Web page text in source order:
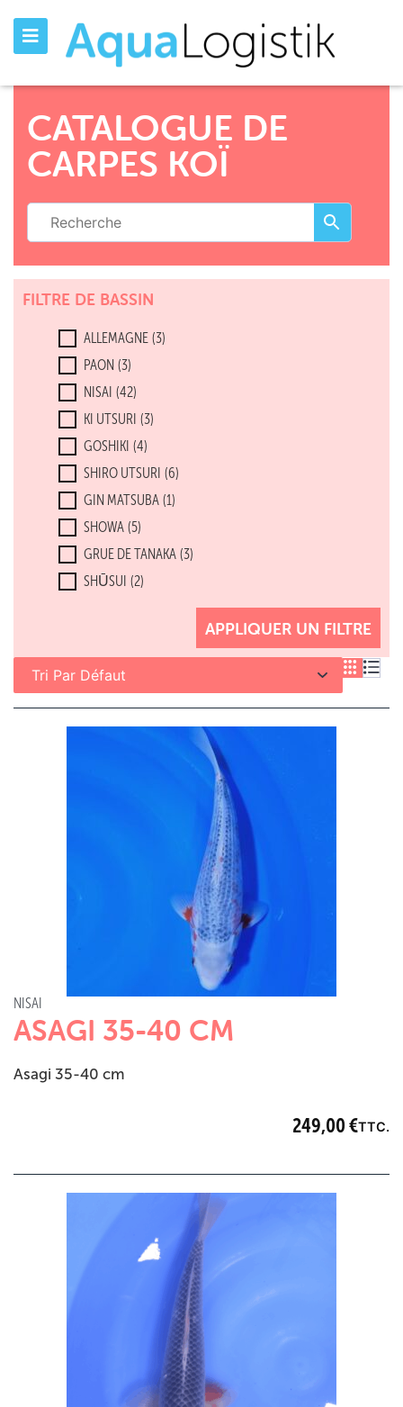
CATALOGUE DE
CARPES KOÏ
FILTRE DE BASSIN
ALLEMAGNE (3)
PAON (3)
NISAI (42)
KI UTSURI (3)
GOSHIKI (4)
SHIRO UTSURI (6)
GIN MATSUBA (1)
SHOWA (5)
GRUE DE TANAKA (3)
SHŪSUI (2)
ASAGI (2)
(1)
APPLIQUER UN FILTRE
NISAI
ASAGI 35-40 CM
249,00 €TTC.
Asagi 35-40 cm